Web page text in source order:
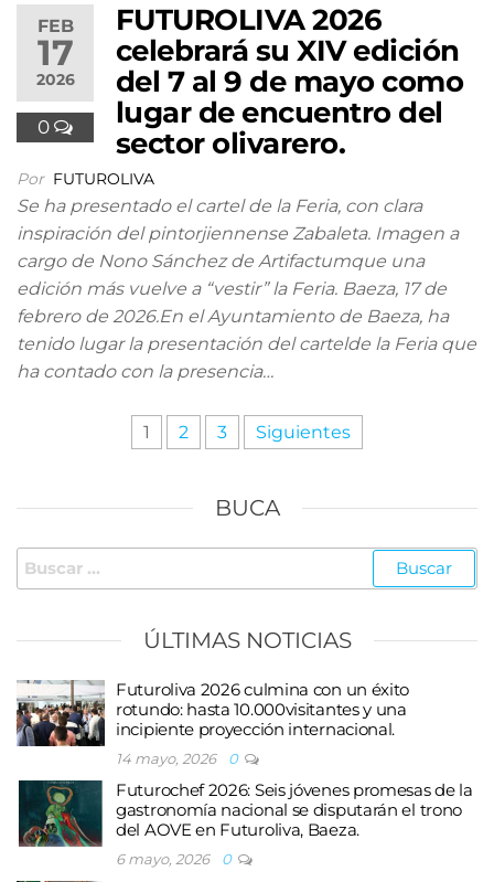
FEB
17
2026
0
FUTUROLIVA 2026
celebrará su XIV edición
del 7 al 9 de mayo como
lugar de encuentro del
sector olivarero.
Por FUTUROLIVA
Se ha presentado el cartel de la Feria, con clara
inspiración del pintorjiennense Zabaleta. Imagen a
cargo de Nono Sánchez de Artifactumque una
edición más vuelve a “vestir” la Feria. Baeza, 17 de
febrero de 2026.En el Ayuntamiento de Baeza, ha
tenido lugar la presentación del cartelde la Feria que
ha contado con la presencia…
Paginación
entradas
1 2 3 Siguientes
BUCA
Buscar:
ÚLTIMAS NOTICIAS
Futuroliva 2026 culmina con un éxito
rotundo: hasta 10.000visitantes y una
incipiente proyección internacional.
14 mayo, 2026 0
Futurochef 2026: Seis jóvenes promesas de la
gastronomía nacional se disputarán el trono
del AOVE en Futuroliva, Baeza.
6 mayo, 2026 0